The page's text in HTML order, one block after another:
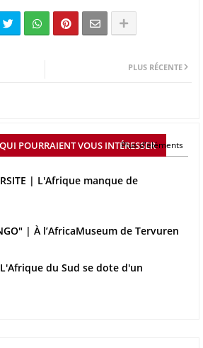
PLUS RÉCENTE
POURRAIENT VOUS INTÉRESSER
Plus d'éléments
| L'Afrique manque de
| À l’AfricaMuseum de Tervuren
L'Afrique du Sud se dote d'un